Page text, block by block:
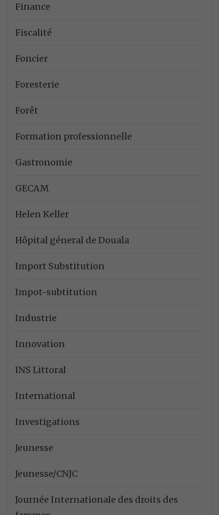
Finance
Fiscalité
Foncier
Foresterie
Forêt
Formation professionnelle
Gastronomie
GECAM
Helen Keller
Hôpital géneral de Douala
Import Substitution
Impot-subtitution
Industrie
Innovation
INS Littoral
International
Investigations
Jeunesse
Jeunesse/CNJC
Journée Internationale des droits des